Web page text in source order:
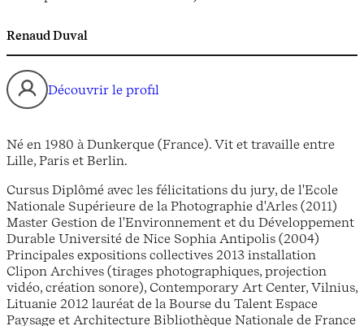
Renaud Duval
Découvrir le profil
Né en 1980 à Dunkerque (France). Vit et travaille entre
Lille, Paris et Berlin.
Cursus Diplômé avec les félicitations du jury, de l'Ecole
Nationale Supérieure de la Photographie d'Arles (2011)
Master Gestion de l'Environnement et du Développement
Durable Université de Nice Sophia Antipolis (2004)
Principales expositions collectives 2013 installation
Clipon Archives (tirages photographiques, projection
vidéo, création sonore), Contemporary Art Center, Vilnius,
Lituanie 2012 lauréat de la Bourse du Talent Espace
Paysage et Architecture Bibliothèque Nationale de France